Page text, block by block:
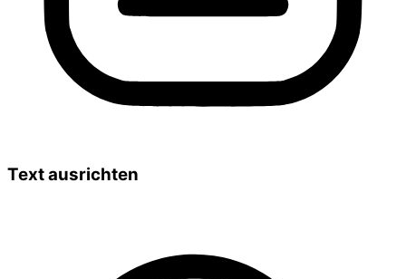
Text ausrichten